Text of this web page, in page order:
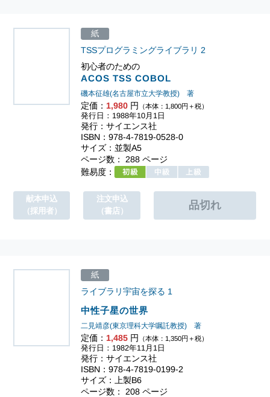
初心者のための
ACOS TSS COBOL
TSSプログラミングライブラリ 2
磯本征雄(名古屋市立大学教授) 著
定価： 1,980 円 （本体：1,800円＋税）
紙
発行日：1988年10月1日
発行：サイエンス社
ISBN：978-4-7819-0528-0
サイズ：並製A5
ページ数： 288 ページ
難易度：
献本申込
（採用者）
注文申込
（書店）
中性子星の世界
ライブラリ宇宙を探る 1
二見靖彦(東京理科大学嘱託教授) 著
定価： 1,485 円 （本体：1,350円＋税）
紙
発行日：1982年11月1日
発行：サイエンス社
ISBN：978-4-7819-0199-2
サイズ：上製B6
ページ数： 208 ページ